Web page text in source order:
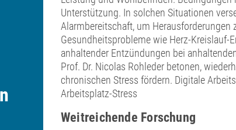
Unterstützung. In solchen Situationen
Alarmbereitschaft, um
Gesundheitsprobleme wie Herz-Kreislauf-
anhaltender Entzündungen bei
Prof. Dr. Nicolas Rohleder betonen,
chronischen Stress fördern. Digitale
Arbeitsplatz-Stress
Weitreichende Forschung